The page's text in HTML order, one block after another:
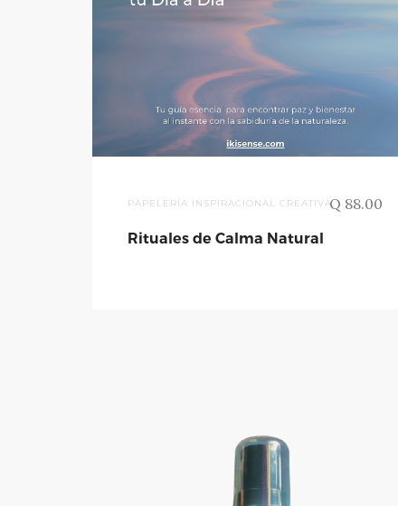
PAPELERÍA INSPIRACIONAL CREATIVA,
Rituales de Calma Natural
Q 88.00